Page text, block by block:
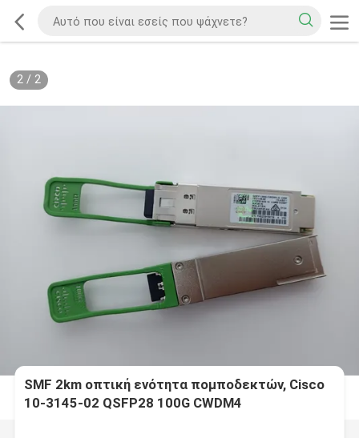
2/ 2
SMF 2km οπτική ενότητα πομποδεκτών, Cisco
10-3145-02 QSFP28 100G CWDM4